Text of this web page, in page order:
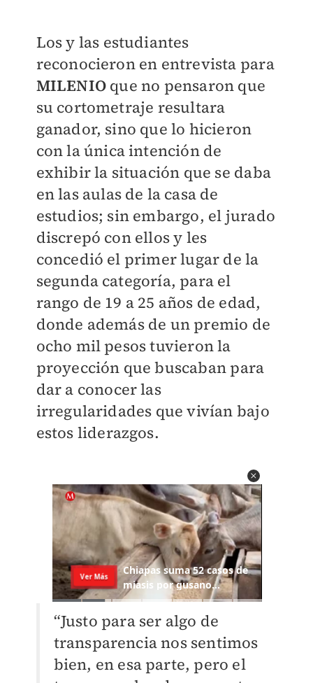
Los y las estudiantes
reconocieron en entrevista para
MILENIOque no pensaron que
su cortometraje resultara
ganador, sino que lo hicieron
con la única intención de
exhibir la situación que se daba
en las aulas de la casa de
estudios; sin embargo, el jurado
discrepó con ellos y les
concedió el primer lugar de la
segunda categoría, para el
rango de 19 a 25 años de edad,
donde además de un premio de
ocho mil pesos tuvieron la
proyección que buscaban para
dar a conocer las
irregularidades que vivían bajo
estos liderazgos.
“Justo para ser algo de
transparencia nos sentimos
bien, en esa parte, pero el